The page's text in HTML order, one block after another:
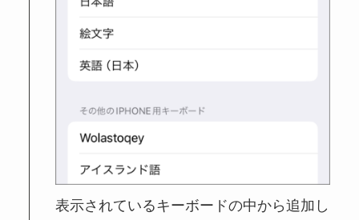
表示されているキーボードの中から追加し